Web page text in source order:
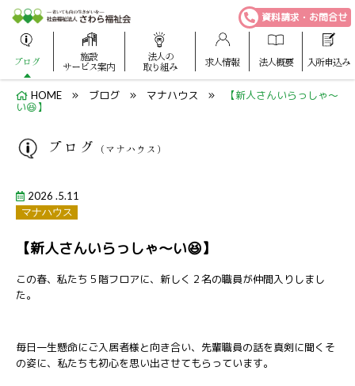
ブログ
施設
サービス案内
法人の
取り組み
求人情報 法人概要 入所申込み
資料請求・お問合せ
HOME ブログ マナハウス
【新人さんいらっしゃ～
い😆】
ブログ （マナハウス）
2026 .5.11
マナハウス
【新人さんいらっしゃ～い😆】
この春、私たち５階フロアに、新しく２名の職員が仲間入りしまし
た。
毎日一生懸命にご入居者様と向き合い、先輩職員の話を真剣に聞くそ
の姿に、私たちも初心を思い出させてもらっています。